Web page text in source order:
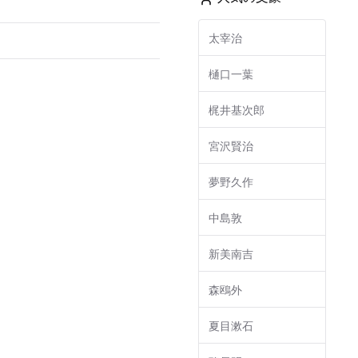
太宰治
樋口一葉
梶井基次郎
宮沢賢治
夢野久作
中島敦
新美南吉
森鴎外
夏目漱石